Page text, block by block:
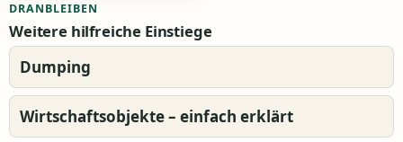
DRANBLEIBEN
Weitere hilfreiche Einstiege
Dumping
Wirtschaftsobjekte – einfach erklärt